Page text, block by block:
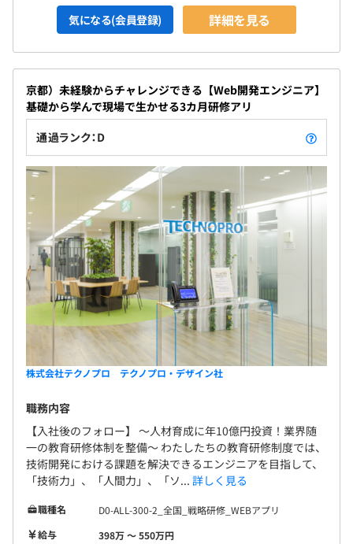
気になる(会員登録) 詳細を見る
京都）未経験からチャレンジできる【Web開発エンジニア】
基礎から学んで現場で生かせる3カ月研修アリ
通過ランク：D
株式会社テクノプロ テクノプロ・デザイン社
職務内容
【入社後のフォロー】 〜人材育成に年10億円投資！業界随
一の教育研修体制を整備〜 わたしたちの教育研修制度では、
技術開発における課題を解決できるエンジニアを目指して、
「技術力」、「人間力」、「ソ... 詳しく見る
職種名
D0-ALL-300-2_全国_戦略研修_WEBアプリ
給与
398万 〜 550万円